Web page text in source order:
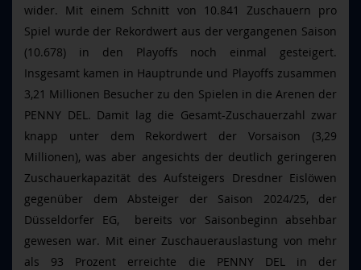
wider. Mit einem Schnitt von 10.841 Zuschauern pro
Spiel wurde der Rekordwert aus der vergangenen Saison
(10.678) in den Playoffs noch einmal gesteigert.
Insgesamt kamen in Hauptrunde und Playoffs zusammen
3,21 Millionen Besucher zu den Spielen in die Arenen der
PENNY DEL. Damit lag die Gesamt-Zuschauerzahl zwar
knapp unter dem Rekordwert der Vorsaison (3,29
Millionen), was aber angesichts der deutlich geringeren
Zuschauerkapazität des Aufsteigers Dresdner Eislöwen
gegenüber dem Absteiger der Saison 2024/25, der
Düsseldorfer EG, bereits vor Saisonbeginn absehbar
gewesen war. Mit einer Zuschauerauslastung von mehr
als 93 Prozent erreichte die PENNY DEL in der